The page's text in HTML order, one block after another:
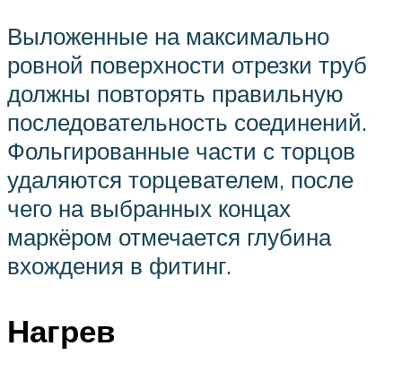
Выложенные на максимально
ровной поверхности отрезки труб
должны повторять правильную
последовательность соединений.
Фольгированные части с торцов
удаляются торцевателем, после
чего на выбранных концах
маркёром отмечается глубина
вхождения в фитинг.
Нагрев